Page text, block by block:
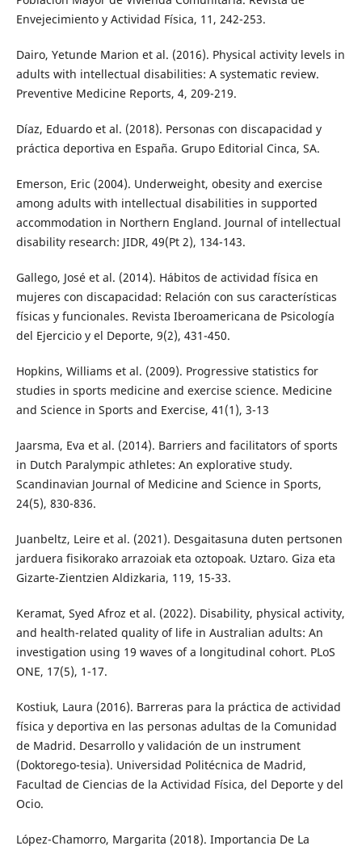
Envejecimiento y Actividad Física, 11, 242-253.
Dairo, Yetunde Marion et al. (2016). Physical activity levels in
adults with intellectual disabilities: A systematic review.
Preventive Medicine Reports, 4, 209-219.
Díaz, Eduardo et al. (2018). Personas con discapacidad y
práctica deportiva en España. Grupo Editorial Cinca, SA.
Emerson, Eric (2004). Underweight, obesity and exercise
among adults with intellectual disabilities in supported
accommodation in Northern England. Journal of intellectual
disability research: JIDR, 49(Pt 2), 134-143.
Gallego, José et al. (2014). Hábitos de actividad física en
mujeres con discapacidad: Relación con sus características
físicas y funcionales. Revista Iberoamericana de Psicología
del Ejercicio y el Deporte, 9(2), 431-450.
Hopkins, Williams et al. (2009). Progressive statistics for
studies in sports medicine and exercise science. Medicine
and Science in Sports and Exercise, 41(1), 3-13
Jaarsma, Eva et al. (2014). Barriers and facilitators of sports
in Dutch Paralympic athletes: An explorative study.
Scandinavian Journal of Medicine and Science in Sports,
24(5), 830-836.
Juanbeltz, Leire et al. (2021). Desgaitasuna duten pertsonen
jarduera fisikorako arrazoiak eta oztopoak. Uztaro. Giza eta
Gizarte-Zientzien Aldizkaria, 119, 15-33.
Keramat, Syed Afroz et al. (2022). Disability, physical activity,
and health-related quality of life in Australian adults: An
investigation using 19 waves of a longitudinal cohort. PLoS
ONE, 17(5), 1-17.
Kostiuk, Laura (2016). Barreras para la práctica de actividad
física y deportiva en las personas adultas de la Comunidad
de Madrid. Desarrollo y validación de un instrument
(Doktorego-tesia). Universidad Politécnica de Madrid,
Facultad de Ciencias de la Actividad Física, del Deporte y del
Ocio.
López-Chamorro, Margarita (2018). Importancia De La